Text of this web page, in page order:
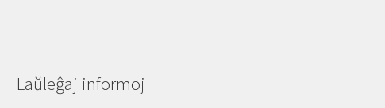
Laŭleĝaj informoj